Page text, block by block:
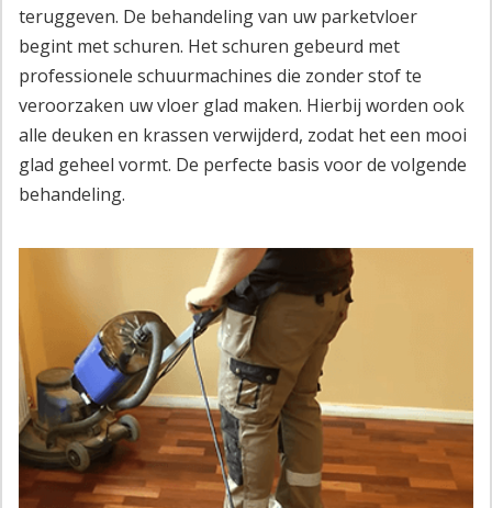
teruggeven. De behandeling van uw parketvloer
begint met schuren. Het schuren gebeurd met
professionele schuurmachines die zonder stof te
veroorzaken uw vloer glad maken. Hierbij worden ook
alle deuken en krassen verwijderd, zodat het een mooi
glad geheel vormt. De perfecte basis voor de volgende
behandeling.